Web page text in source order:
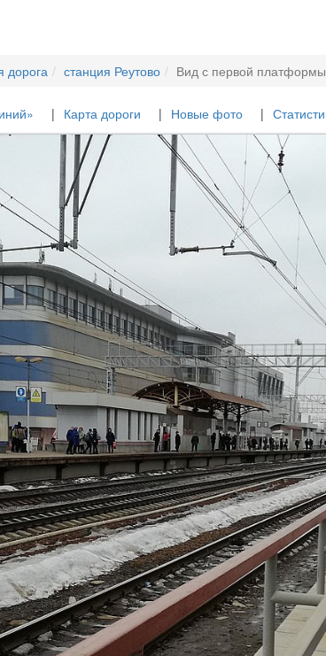
дорога станция Реутово Вид с первой
Карта дороги Новые фото